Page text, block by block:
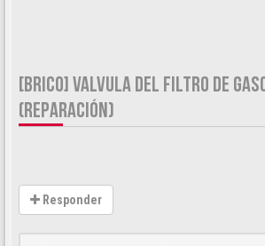
[BRICO] VALVULA DEL FILTRO DE
(REPARACIÓN)
Responder